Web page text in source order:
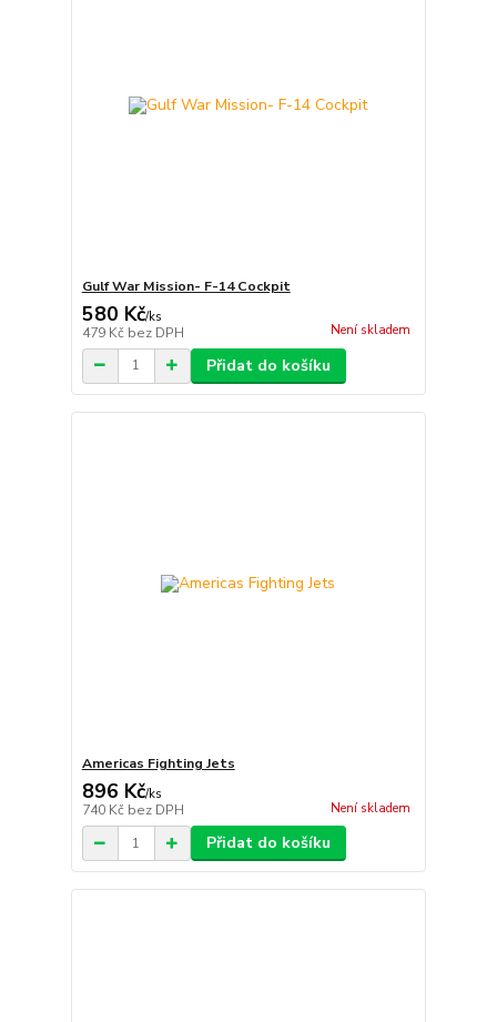
Gulf War Mission- F-14 Cockpit
580 Kč/ks
479 Kč bez DPH Není skladem
Přidat do košíku
Americas Fighting Jets
896 Kč/ks
740 Kč bez DPH Není skladem
Přidat do košíku